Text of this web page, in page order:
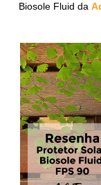
Biosole Fluid da